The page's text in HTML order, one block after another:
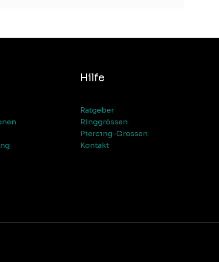
Hilfe
Ratgeber
Ringgrössen
Piercing-Grössen
Kontakt